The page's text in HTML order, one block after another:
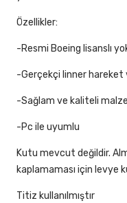
Özellikler:
-Resmi Boeing lisanslı
-Gerçekçi linner hareket
-Sağlam ve kaliteli
-Pc ile uyumlu
Kutu mevcut değildir.
kaplamaması için levye
Titiz kullanılmıştır